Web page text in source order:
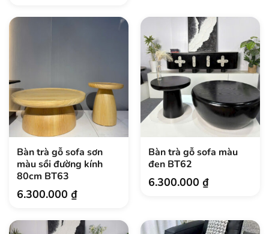
Bàn trà gỗ sofa sơn
màu sồi đường kính
80cm BT63
6.300.000₫
Bàn trà gỗ sofa màu
đen BT62
6.300.000₫